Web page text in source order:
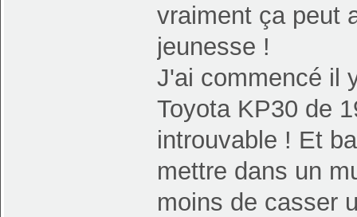
vraiment ça peut
jeunesse !
J'ai commencé il
Toyota KP30 de
introuvable ! Et
mettre dans un
moins de casser